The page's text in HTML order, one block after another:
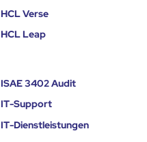
HCL Verse
HCL Leap
ISAE 3402 Audit
IT-Support
IT-Dienstleistungen